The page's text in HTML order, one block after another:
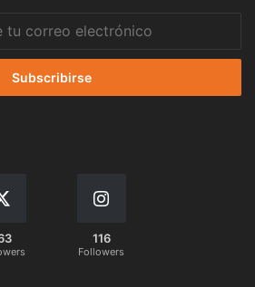
116
Followers